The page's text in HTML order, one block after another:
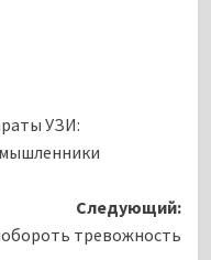
УЗИ:
Следующий:
тревожность